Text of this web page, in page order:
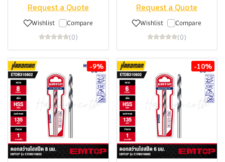
Request a Quote
Wishlist Compare
(0)
Request a Quote
Wishlist Compare
(0)
-9% -10%